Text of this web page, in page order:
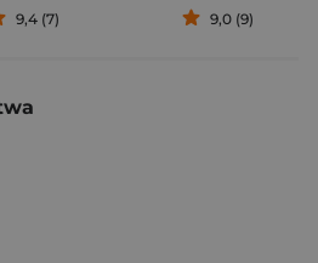
9,4 (7) 9,0 (9)